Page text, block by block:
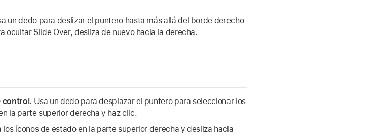
un dedo para deslizar el puntero hasta más allá del borde derecho
ocultar Slide Over, desliza de nuevo hacia la derecha.
control. Usa un dedo para desplazar el puntero para seleccionar los
la parte superior derecha y haz clic.
los íconos de estado en la parte superior derecha y desliza hacia